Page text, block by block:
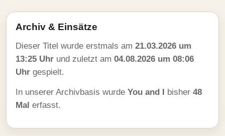
Archiv & Einsätze
Dieser Titel wurde erstmals am 21.03.2026 um
13:25 Uhr und zuletzt am 04.08.2026 um 08:06
Uhr gespielt.
In unserer Archivbasis wurde You and I bisher 48
Mal erfasst.